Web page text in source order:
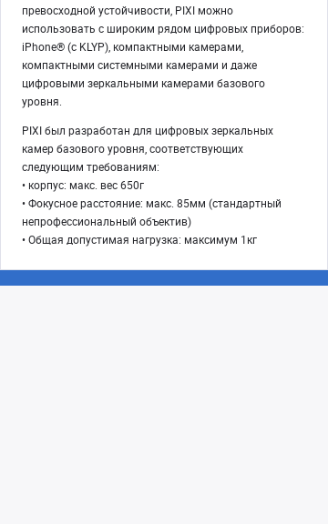
превосходной устойчивости, PIXI можно
использовать с широким рядом цифровых приборов:
iPhone® (с KLYP), компактными камерами,
компактными системными камерами и даже
цифровыми зеркальными камерами базового
уровня.
PIXI был разработан для цифровых зеркальных
камер базового уровня, соответствующих
следующим требованиям:
• корпус: макс. вес 650г
• Фокусное расстояние: макс. 85мм (стандартный
непрофессиональный объектив)
• Общая допустимая нагрузка: максимум 1кг